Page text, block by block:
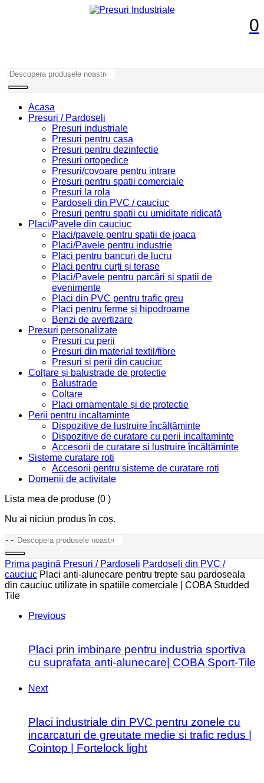
0
Acasa
Presuri / Pardoseli
Presuri industriale
Presuri pentru casa
Presuri pentru dezinfectie
Presuri ortopedice
Presuri/covoare pentru intrare
Presuri pentru spatii comerciale
Presuri la rola
Pardoseli din PVC / cauciuc
Presuri pentru spatii cu umiditate ridicată
Placi/Pavele din cauciuc
Placi/pavele pentru spatii de joaca
Placi/Pavele pentru industrie
Placi pentru bancuri de lucru
Placi pentru curți și terase
Placi/Pavele pentru parcări și spatii de
evenimente
Placi din PVC pentru trafic greu
Placi pentru ferme și hipodroame
Benzi de avertizare
Presuri personalizate
Presuri cu perii
Presuri din material textil/fibre
Presuri si perii din cauciuc
Colțare și balustrade de protectie
Balustrade
Colțare
Placi ornamentale și de protectie
Perii pentru incaltaminte
Dispozitive de lustruire încălțăminte
Dispozitive de curatare cu perii incaltaminte
Accesorii de curatare si lustruire încălțăminte
Sisteme curatare roti
Accesorii pentru sisteme de curatare roti
Domenii de activitate
Lista mea de produse (0 )
Nu ai niciun produs în coș.
- -
Prima pagină Presuri / Pardoseli Pardoseli din PVC /
cauciuc Placi anti-alunecare pentru trepte sau pardoseala
din cauciuc utilizate in spatiile comerciale | COBA Studded
Tile
Previous
Placi prin imbinare pentru industria sportiva
cu suprafata anti-alunecare| COBA Sport-Tile
Next
Placi industriale din PVC pentru zonele cu
incarcaturi de greutate medie si trafic redus |
Cointop | Fortelock light